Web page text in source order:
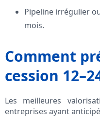
Pipeline irrégulier
mois.
Comment
cession
Les meilleures
entreprises ayant